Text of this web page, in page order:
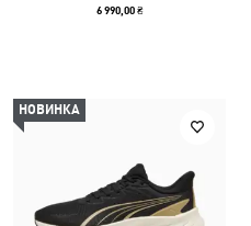
6 990,00 ₴
НОВИНКА